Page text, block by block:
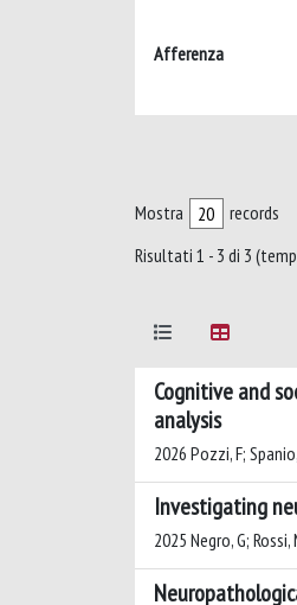
Afferenza
Mostra
records
Risultati 1 - 3 di 3
Cognitive and
analysis
2026 Pozzi, F;
Investigating
2025 Negro, G;